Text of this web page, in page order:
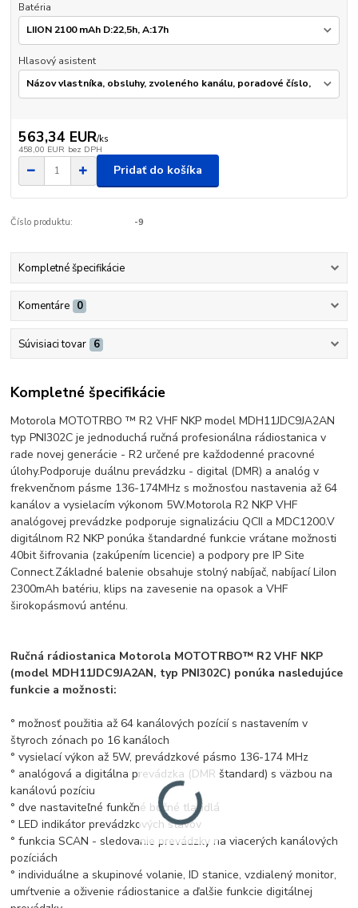
Batéria
Hlasový asistent
563,34 EUR/ks
458,00 EUR bez DPH
Pridať do košíka
Číslo produktu: -9
Kompletné špecifikácie
Komentáre 0
Súvisiaci tovar 6
Kompletné špecifikácie
Motorola MOTOTRBO ™ R2 VHF NKP model MDH11JDC9JA2AN
typ PNI302C je jednoduchá ručná profesionálna rádiostanica v
rade novej generácie - R2 určené pre každodenné pracovné
úlohy.Podporuje duálnu prevádzku - digital (DMR) a analóg v
frekvenčnom pásme 136-174MHz s možnosťou nastavenia až 64
kanálov a vysielacím výkonom 5W.Motorola R2 NKP VHF
analógovej prevádzke podporuje signalizáciu QCII a MDC1200.V
digitálnom R2 NKP ponúka štandardné funkcie vrátane možnosti
40bit šifrovania (zakúpením licencie) a podpory pre IP Site
Connect.Základné balenie obsahuje stolný nabíjač, nabíjací LiIon
2300mAh batériu, klips na zavesenie na opasok a VHF
širokopásmovú anténu.
Ručná rádiostanica Motorola MOTOTRBO™ R2 VHF NKP
(model MDH11JDC9JA2AN, typ PNI302C) ponúka nasledujúce
funkcie a možnosti:
° možnosť použitia až 64 kanálových pozícií s nastavením v
štyroch zónach po 16 kanáloch
° vysielací výkon až 5W, prevádzkové pásmo 136-174 MHz
° analógová a digitálna prevádzka (DMR štandard) s väzbou na
kanálovú pozíciu
° dve nastaviteľné funkčné bočné tlačidlá
° LED indikátor prevádzkových stavov
° funkcia SCAN - sledovanie prevádzky na viacerých kanálových
pozíciách
° individuálne a skupinové volanie, ID stanice, vzdialený monitor,
umŕtvenie a oživenie rádiostanice a ďalšie funkcie digitálnej